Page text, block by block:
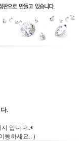
.
입니다..
동하세요.. )